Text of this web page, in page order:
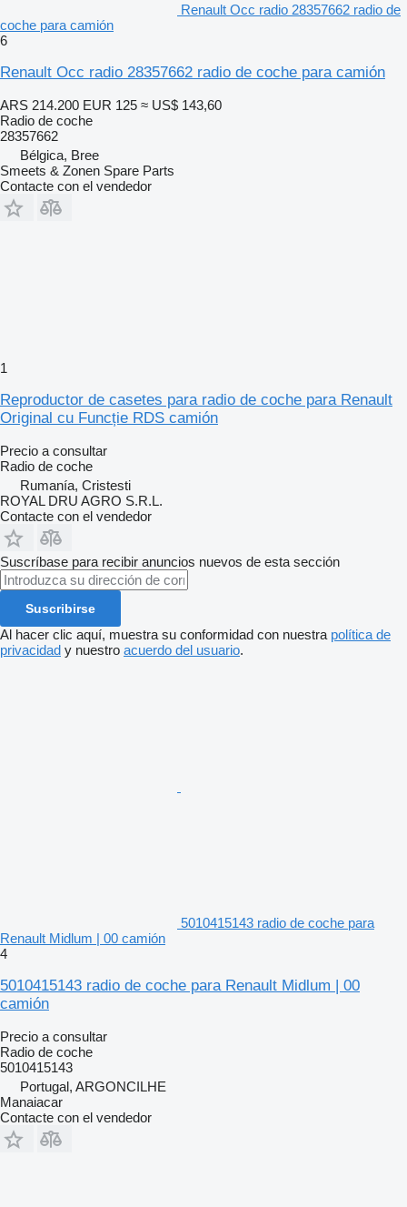
Renault Occ radio 28357662 radio de
coche para camión
6
Renault Occ radio 28357662 radio de coche para camión
ARS 214.200 EUR 125 ≈ US$ 143,60
Radio de coche
28357662
Bélgica, Bree
Smeets & Zonen Spare Parts
Contacte con el vendedor
1
Reproductor de casetes para radio de coche para Renault
Original cu Funcție RDS camión
Precio a consultar
Radio de coche
Rumanía, Cristesti
ROYAL DRU AGRO S.R.L.
Contacte con el vendedor
Suscríbase para recibir anuncios nuevos de esta sección
Suscribirse
Al hacer clic aquí, muestra su conformidad con nuestra política de
privacidad y nuestro acuerdo del usuario.
5010415143 radio de coche para
Renault Midlum | 00 camión
4
5010415143 radio de coche para Renault Midlum | 00
camión
Precio a consultar
Radio de coche
5010415143
Portugal, ARGONCILHE
Manaiacar
Contacte con el vendedor